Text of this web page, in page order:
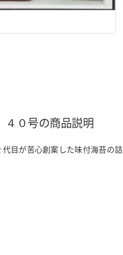
０号の商品説明
目が苦心創案した味付海苔の詰